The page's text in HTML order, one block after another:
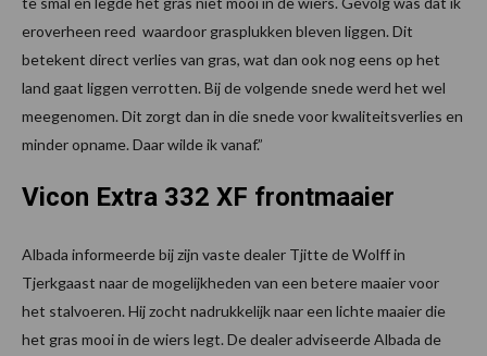
eroverheen reed waardoor grasplukken bleven liggen. Dit
betekent direct verlies van gras, wat dan ook nog eens op het
land gaat liggen verrotten. Bij de volgende snede werd het wel
meegenomen. Dit zorgt dan in die snede voor kwaliteitsverlies en
minder opname. Daar wilde ik vanaf.”
Vicon Extra 332 XF frontmaaier
Albada informeerde bij zijn vaste dealer Tjitte de Wolff in
Tjerkgaast naar de mogelijkheden van een betere maaier voor
het stalvoeren. Hij zocht nadrukkelijk naar een lichte maaier die
het gras mooi in de wiers legt. De dealer adviseerde Albada de